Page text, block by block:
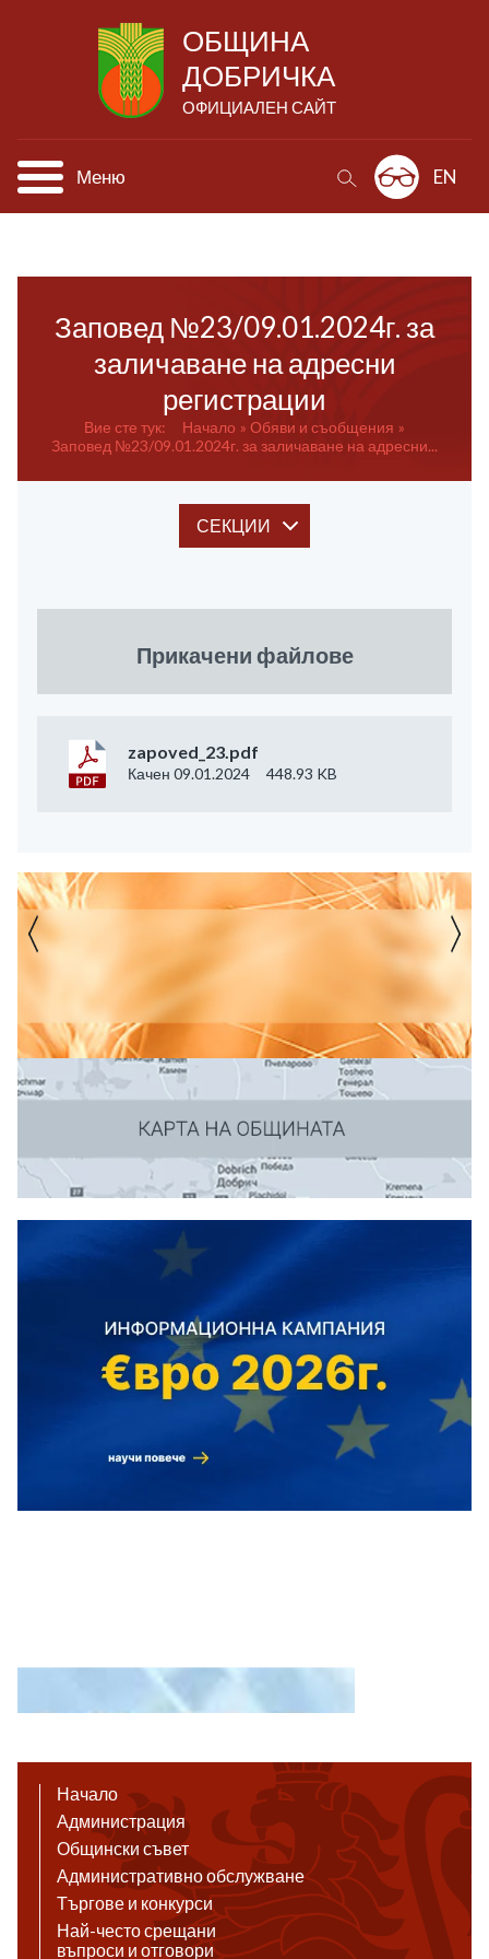
ОБЩИНА
ДОБРИЧКА
ОФИЦИАЛЕН САЙТ
Меню EN
Заповед №23/09.01.2024г. за
заличаване на адресни
регистрации
Вие сте тук: Начало
Обяви и съобщения
Заповед №23/09.01.2024г. за заличаване на адресни...
СЕКЦИИ
Прикачени файлове
zapoved_23.pdf
Качен 09.01.2024 448.93 KB
Начало
Администрация
Общински съвет
Административно обслужване
Търгове и конкурси
Най-често срещани
въпроси и отговори